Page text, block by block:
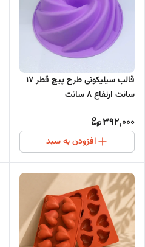
قالب سیلیکونی طرح پیچ قطر 17
سانت ارتفاع 8 سانت
392,000
افزودن به سبد